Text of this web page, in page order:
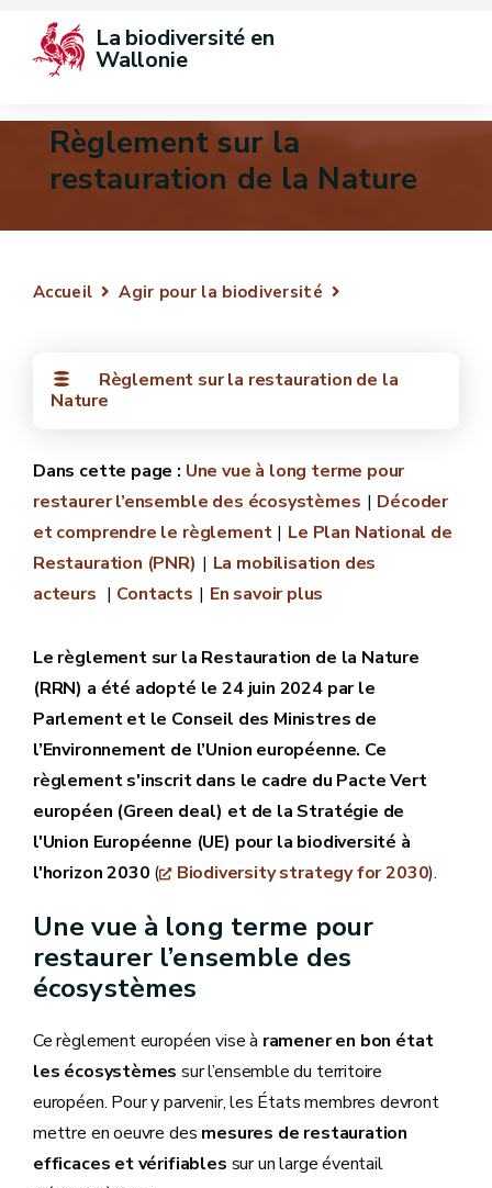
La biodiversité en
Wallonie
Règlement sur la
restauration de la Nature
Accueil Agir pour la biodiversité
Règlement sur la restauration de la
Nature
Une vue à long terme pour
restaurer l’ensemble des écosystèmes
Décoder
et comprendre le règlement
Le Plan National de
Restauration (PNR)
La mobilisation des
acteurs
Contacts En savoir plus
Le règlement sur la Restauration de la Nature
(RRN) a été adopté le 24 juin 2024 par le
Parlement et le Conseil des Ministres de
l’Environnement de l’Union européenne. Ce
règlement s'inscrit dans le cadre du Pacte Vert
européen (Green deal) et de la Stratégie de
l'Union Européenne (UE) pour la biodiversité à
l'horizon 2030 ( Biodiversity strategy for 2030).
Une vue à long terme pour
restaurer l’ensemble des
écosystèmes
Ce règlement européen vise à ramener en bon état
les écosystèmes sur l’ensemble du territoire
européen. Pour y parvenir, les États membres devront
mettre en oeuvre des mesures de restauration
efficaces et vérifiables sur un large éventail